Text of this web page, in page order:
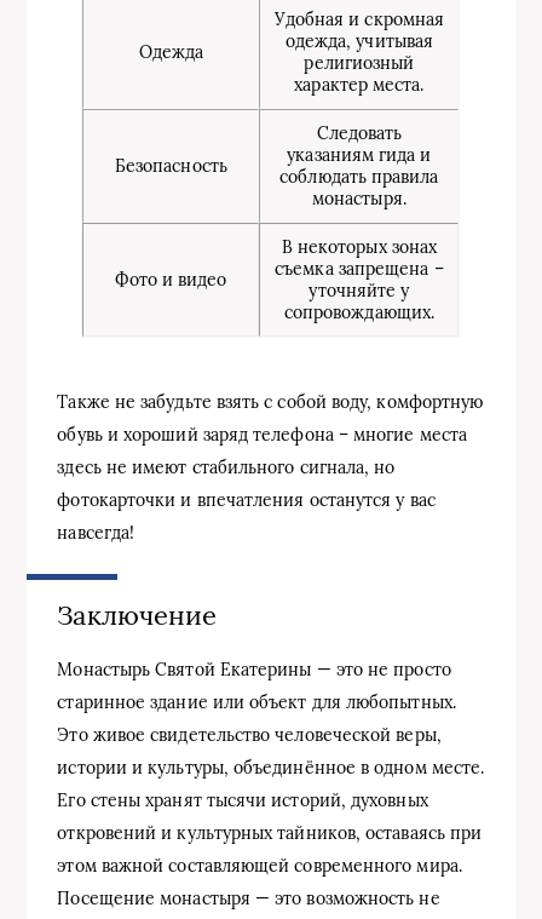
Одежда
Удобная и скромная
одежда, учитывая
религиозный
характер места.
Безопасность
Следовать
указаниям гида и
соблюдать правила
монастыря.
Фото и видео
В некоторых зонах
съемка запрещена –
уточняйте у
сопровождающих.
Также не забудьте взять с собой воду, комфортную
обувь и хороший заряд телефона – многие места
здесь не имеют стабильного сигнала, но
фотокарточки и впечатления останутся у вас
навсегда!
Заключение
Монастырь Святой Екатерины — это не просто
старинное здание или объект для любопытных.
Это живое свидетельство человеческой веры,
истории и культуры, объединённое в одном месте.
Его стены хранят тысячи историй, духовных
откровений и культурных тайников, оставаясь при
этом важной составляющей современного мира.
Посещение монастыря — это возможность не